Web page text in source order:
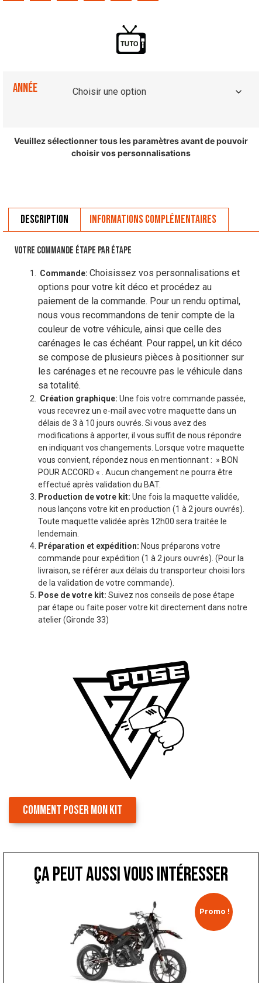
Année
Veuillez sélectionner tous les paramètres avant de pouvoir
choisir vos personnalisations
Description Informations complémentaires
VOTRE COMMANDE ÉTAPE PAR ÉTAPE
Commande: Choisissez vos personnalisations et
options pour votre kit déco et procédez au
paiement de la commande. Pour un rendu optimal,
nous vous recommandons de tenir compte de la
couleur de votre véhicule, ainsi que celle des
carénages le cas échéant. Pour rappel, un kit déco
se compose de plusieurs pièces à positionner sur
les carénages et ne recouvre pas le véhicule dans
sa totalité.
Création graphique: Une fois votre commande passée,
vous recevrez un e-mail avec votre maquette dans un
délais de 3 à 10 jours ouvrés. Si vous avez des
modifications à apporter, il vous suffit de nous répondre
en indiquant vos changements. Lorsque votre maquette
vous convient, répondez nous en mentionnant : » BON
POUR ACCORD « . Aucun changement ne pourra être
effectué après validation du BAT.
Production de votre kit: Une fois la maquette validée,
nous lançons votre kit en production (1 à 2 jours ouvrés).
Toute maquette validée après 12h00 sera traitée le
lendemain.
Préparation et expédition: Nous préparons votre
commande pour expédition (1 à 2 jours ouvrés). (Pour la
livraison, se référer aux délais du transporteur choisi lors
de la validation de votre commande).
Pose de votre kit: Suivez nos conseils de pose étape
par étape ou faite poser votre kit directement dans notre
atelier (Gironde 33)
COMMENT POSER MON KIT
ça peut aussi vous intéresser
Promo !